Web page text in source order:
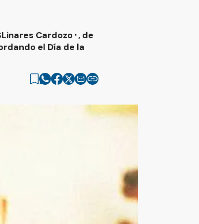
Cardozo⬝, de
el Día de la